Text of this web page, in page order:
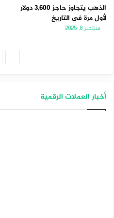
الذهب يتجاوز حاجز 3,600 دولار
لأول مرة فى التاريخ
سبتمبر 8, 2025
أخبار العملات الرقمية